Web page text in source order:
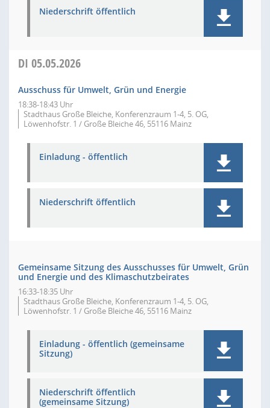
Niederschrift öffentlich
DI 05.05.2026
Ausschuss für Umwelt, Grün und Energie
18:38-18:43 Uhr
Stadthaus Große Bleiche, Konferenzraum 1-4, 5. OG,
Löwenhofstr. 1 / Große Bleiche 46, 55116 Mainz
Einladung - öffentlich
Niederschrift öffentlich
Gemeinsame Sitzung des Ausschusses für Umwelt, Grün
und Energie und des Klimaschutzbeirates
16:33-18:35 Uhr
Stadthaus Große Bleiche, Konferenzraum 1-4, 5. OG,
Löwenhofstr. 1 / Große Bleiche 46, 55116 Mainz
Einladung - öffentlich (gemeinsame
Sitzung)
Niederschrift öffentlich
(gemeinsame Sitzung)